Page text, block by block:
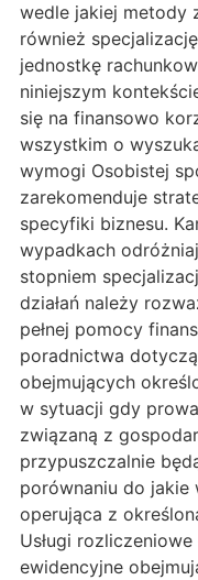
wedle jakiej metody
również
jednostkę
niniejszym
się na finansowo
wszystkim o
wymogi Osobistej
zarekomenduje
specyfiki biznesu.
wypadkach
stopniem
działań należy
pełnej pomocy
poradnictwa
obejmujących
w sytuacji gdy
związaną z
przypuszczalnie
porównaniu do jakie
operująca z
Usługi
ewidencyjne